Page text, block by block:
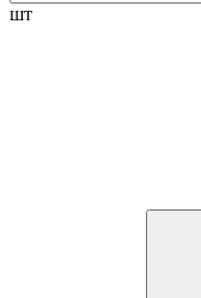
шт